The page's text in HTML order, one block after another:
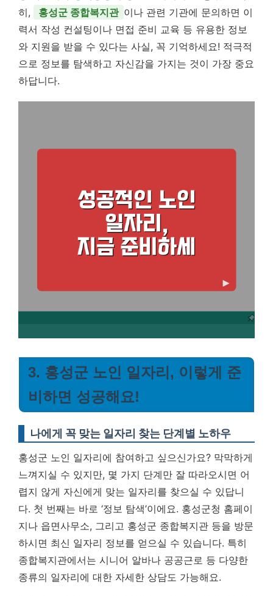
히,
홍성군 종합복지관 이나 관련 기관에 문의하면 이
력서 작성 컨설팅이나 면접 준비 교육 등 유용한 정보
와 지원을 받을 수 있다는 사실, 꼭 기억하세요! 적극적
으로 정보를 탐색하고 자신감을 가지는 것이 가장 중요
하답니다.
3. 홍성군 노인 일자리, 이렇게 준
비하면 성공해요!
나에게 꼭 맞는 일자리 찾는 단계별 노하우
홍성군 노인 일자리에 참여하고 싶으신가요? 막막하게
느껴지실 수 있지만, 몇 가지 단계만 잘 따라오시면 어
렵지 않게 자신에게 맞는 일자리를 찾으실 수 있답니
다. 첫 번째는 바로 ‘정보 탐색’이에요. 홍성군청 홈페이
지나 읍면사무소, 그리고 홍성군 종합복지관 등을 방문
하시면 최신 일자리 정보를 얻으실 수 있습니다. 특히
종합복지관에서는 시니어 알바나 공공근로 등 다양한
종류의 일자리에 대한 자세한 상담도 가능해요.